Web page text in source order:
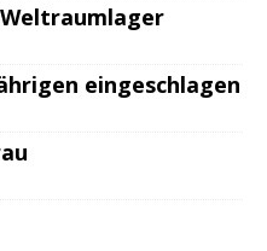
eingeschlagen